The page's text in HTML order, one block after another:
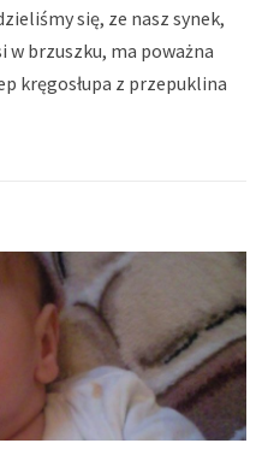
się, ze nasz synek,
w brzuszku, ma poważna
kręgosłupa z przepuklina